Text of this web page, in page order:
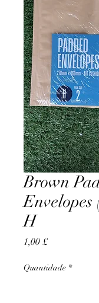
Brown
Envelopes
H
1,00 £Preço
Quantidade *